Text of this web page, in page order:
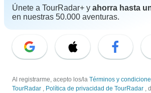
Ayuda
Correo electrónico: support@tourradar.com
Selecciona el idioma
Copyright © TourRadar. Todos los derechos
Únete a TourRadar+ y ahorra hasta
en nuestras 50.000 aventuras.
Al registrarme, acepto los/la Términos y
TourRadar , Política de privacidad de TourRadar ,